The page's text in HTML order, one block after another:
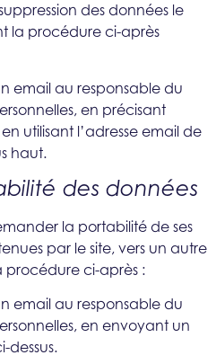
des données le
la procédure ci-après
email au responsable du
en précisant
utilisant l’adresse email de
haut.
des données
la portabilité de ses
par le site, vers un autre
procédure ci-après :
email au responsable du
en envoyant un
dessus.